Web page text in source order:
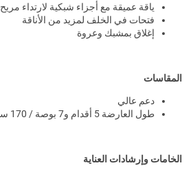
ياقة عميقة مع أجزاء شبكية لارتداء مريح
فتحات في الخلف لمزيد من الأناقة
إغلاق بمشبك وعروة
المقاسات
دعم عالي
طول العارضة 5 أقدام و7 بوصة / 170 سم وترتدي مقاس S
الخامات وإرشادات العناية